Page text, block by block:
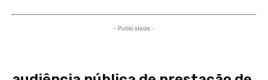
- Publicidade -